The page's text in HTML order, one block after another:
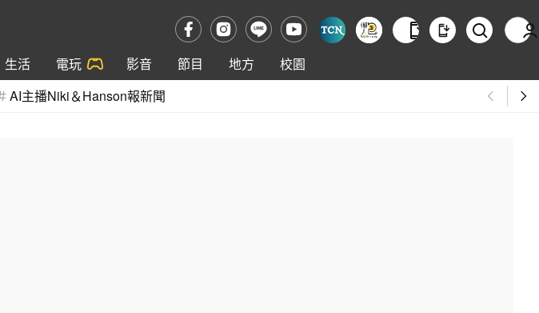
生活 電玩 影音 節目 地方
校園
AI主播Niki＆Hanson報新聞